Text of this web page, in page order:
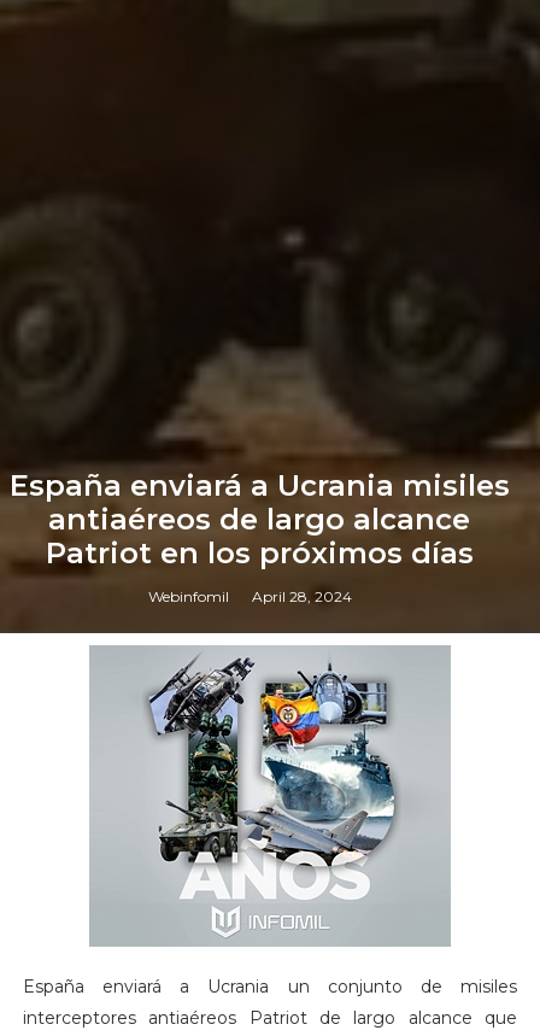
España enviará a Ucrania misiles
antiaéreos de largo alcance
Patriot en los próximos días
Webinfomil April 28, 2024
España enviará a Ucrania un conjunto de misiles
interceptores antiaéreos Patriot de largo alcance que